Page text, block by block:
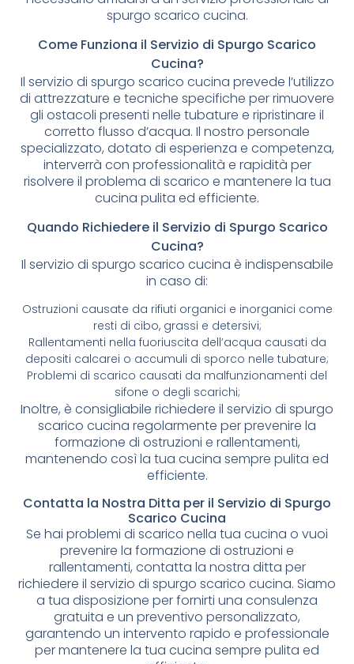
spurgo scarico cucina.
Come Funziona il Servizio di Spurgo Scarico
Cucina?
Il servizio di spurgo scarico cucina prevede l’utilizzo
di attrezzature e tecniche specifiche per rimuovere
gli ostacoli presenti nelle tubature e ripristinare il
corretto flusso d’acqua. Il nostro personale
specializzato, dotato di esperienza e competenza,
interverrà con professionalità e rapidità per
risolvere il problema di scarico e mantenere la tua
cucina pulita ed efficiente.
Quando Richiedere il Servizio di Spurgo Scarico
Cucina?
Il servizio di spurgo scarico cucina è indispensabile
in caso di:
Ostruzioni causate da rifiuti organici e inorganici come
resti di cibo, grassi e detersivi;
Rallentamenti nella fuoriuscita dell’acqua causati da
depositi calcarei o accumuli di sporco nelle tubature;
Problemi di scarico causati da malfunzionamenti del
sifone o degli scarichi;
Inoltre, è consigliabile richiedere il servizio di spurgo
scarico cucina regolarmente per prevenire la
formazione di ostruzioni e rallentamenti,
mantenendo così la tua cucina sempre pulita ed
efficiente.
Contatta la Nostra Ditta per il Servizio di Spurgo
Scarico Cucina
Se hai problemi di scarico nella tua cucina o vuoi
prevenire la formazione di ostruzioni e
rallentamenti, contatta la nostra ditta per
richiedere il servizio di spurgo scarico cucina. Siamo
a tua disposizione per fornirti una consulenza
gratuita e un preventivo personalizzato,
garantendo un intervento rapido e professionale
per mantenere la tua cucina sempre pulita ed